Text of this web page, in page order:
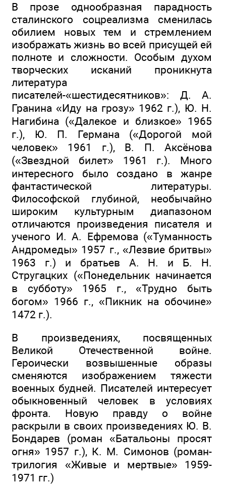
В прозе однообразная парадность
сталинского соцреализма сменилась
обилием новых тем и стремлением
изображать жизнь во всей присущей ей
полноте и сложности. Особым духом
творческих исканий проникнута
литература
писателей-«шестидесятников»: Д. А.
Гранина «Иду на грозу» 1962 г.), Ю. Н.
Нагибина («Далекое и близкое» 1965
г.), Ю. П. Германа («Дорогой мой
человек» 1961 г.), В. П. Аксёнова
(«Звездной билет» 1961 г.). Много
интересного было создано в жанре
фантастической литературы.
Философской глубиной, необычайно
широким культурным диапазоном
отличаются произведения писателя и
ученого И. А. Ефремова («Туманность
Андромеды» 1957 г., «Лезвие бритвы»
1963 г.) и братьев А. Н. и Б. Н.
Стругацких («Понедельник начинается
в субботу» 1965 г., «Трудно быть
богом» 1966 г., «Пикник на обочине»
1472 г.).
В произведениях, посвященных
Великой Отечественной войне.
Героически возвышенные образы
сменяются изображением тяжести
военных будней. Писателей интересует
обыкновенный человек в условиях
фронта. Новую правду о войне
раскрыли в своих произведениях Ю. В.
Бондарев (роман «Батальоны просят
огня» 1957 г.), К. М. Симонов (роман-
трилогия «Живые и мертвые» 1959-
1971 гг.)